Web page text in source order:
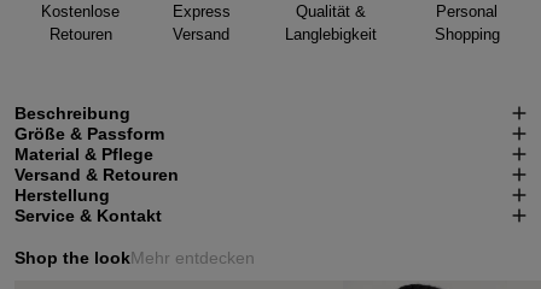
Kostenlose
Retouren
Express
Versand
Qualität &
Langlebigkeit
Personal
Shopping
Beschreibung
Größe & Passform
Material & Pflege
Versand & Retouren
Herstellung
Service & Kontakt
Shop the lookMehr entdecken